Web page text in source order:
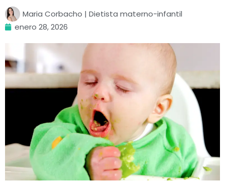
Maria Corbacho | Dietista materno-infantil
enero 28, 2026